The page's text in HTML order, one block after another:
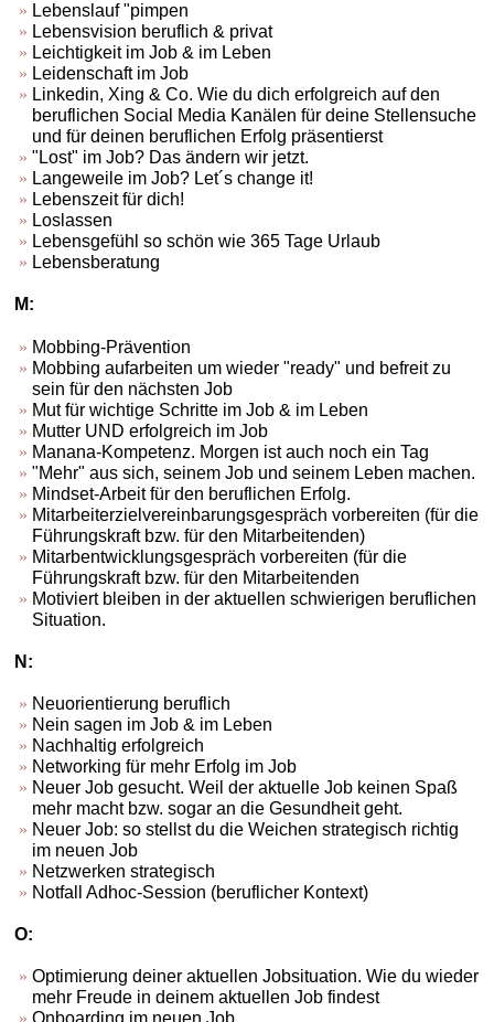
Lebenslauf "pimpen
Lebensvision beruflich & privat
Leichtigkeit im Job & im Leben
Leidenschaft im Job
Linkedin, Xing & Co. Wie du dich erfolgreich auf den
beruflichen Social Media Kanälen für deine Stellensuche
und für deinen beruflichen Erfolg präsentierst
"Lost" im Job? Das ändern wir jetzt.
Langeweile im Job? Let´s change it!
Lebenszeit für dich!
Loslassen
Lebensgefühl so schön wie 365 Tage Urlaub
Lebensberatung
M:
Mobbing-Prävention
Mobbing aufarbeiten um wieder "ready" und befreit zu
sein für den nächsten Job
Mut für wichtige Schritte im Job & im Leben
Mutter UND erfolgreich im Job
Manana-Kompetenz. Morgen ist auch noch ein Tag
"Mehr" aus sich, seinem Job und seinem Leben machen.
Mindset-Arbeit für den beruflichen Erfolg.
Mitarbeiterzielvereinbarungsgespräch vorbereiten (für die
Führungskraft bzw. für den Mitarbeitenden)
Mitarbentwicklungsgespräch vorbereiten (für die
Führungskraft bzw. für den Mitarbeitenden
Motiviert bleiben in der aktuellen schwierigen beruflichen
Situation.
N:
Neuorientierung beruflich
Nein sagen im Job & im Leben
Nachhaltig erfolgreich
Networking für mehr Erfolg im Job
Neuer Job gesucht. Weil der aktuelle Job keinen Spaß
mehr macht bzw. sogar an die Gesundheit geht.
Neuer Job: so stellst du die Weichen strategisch richtig
im neuen Job
Netzwerken strategisch
Notfall Adhoc-Session (beruflicher Kontext)
O:
Optimierung deiner aktuellen Jobsituation. Wie du wieder
mehr Freude in deinem aktuellen Job findest